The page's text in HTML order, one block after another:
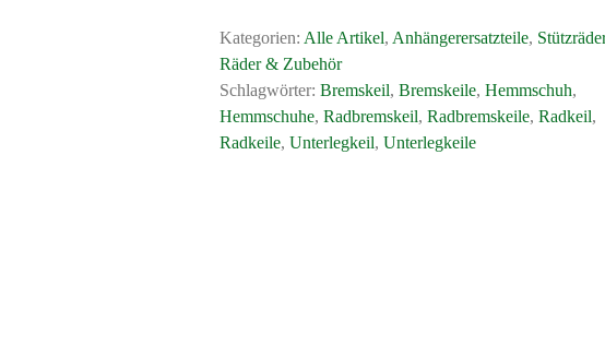
inklusive
Halter,
Farbe
Weiß
oder
Kategorien: Alle Artikel, Anhängerersatzteile,
Räder & Zubehör
Schlagwörter: Bremskeil, Bremskeile, Hemmschuh,
Hemmschuhe, Radbremskeil, Radbremskeile, Radkeil,
Radkeile, Unterlegkeil, Unterlegkeile